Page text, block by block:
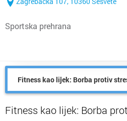
Sportska prehrana
Fitness kao lijek: Borba protiv
Fitness kao lijek: Borba